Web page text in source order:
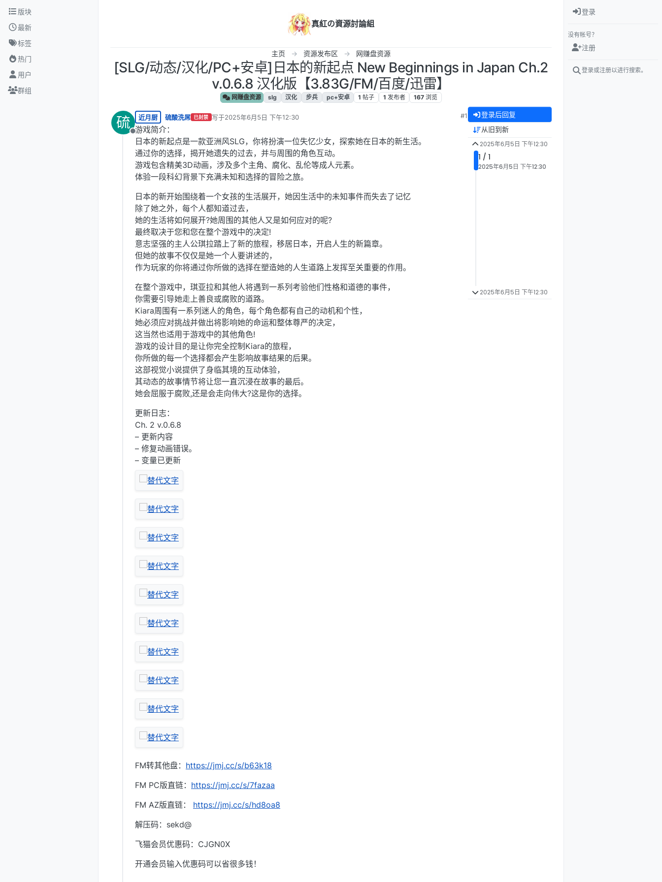
跳转至内容
版块
最新
标签
热门
用户
群组
真紅の資源討論組
主页 资源发布区 网赚盘资源
[SLG/动态/汉化/PC+安卓]日本的新起点 New Beginnings in Japan Ch.2
v.0.6.8 汉化版【3.83G/FM/百度/迅雷】
网赚盘资源 slg 汉化 步兵 pc+安卓 1 帖子 1 发布者 167 浏览
硫
离线
近月厨 硫酸洗屌 已封禁 写于2025年6月5日 下午12:30
最后由 编辑
#1
游戏简介：
日本的新起点是一款亚洲风SLG，你将扮演一位失忆少女，探索她在日本的新生活。
通过你的选择，揭开她遗失的过去，并与周围的角色互动。
游戏包含精美3D动画，涉及多个主角、腐化、乱伦等成人元素。
体验一段科幻背景下充满未知和选择的冒险之旅。
日本的新开始围绕着一个女孩的生活展开，她因生活中的未知事件而失去了记忆
除了她之外，每个人都知道过去，
她的生活将如何展开?她周围的其他人又是如何应对的呢?
最终取决于您和您在整个游戏中的决定!
意志坚强的主人公琪拉踏上了新的旅程，移居日本，开启人生的新篇章。
但她的故事不仅仅是她一个人要讲述的，
作为玩家的你将通过你所做的选择在塑造她的人生道路上发挥至关重要的作用。
在整个游戏中，琪亚拉和其他人将遇到一系列考验他们性格和道德的事件，
你需要引导她走上善良或腐败的道路。
Kiara周围有一系列迷人的角色，每个角色都有自己的动机和个性，
她必须应对挑战并做出将影响她的命运和整体尊严的决定，
这当然也适用于游戏中的其他角色!
游戏的设计目的是让你完全控制Kiara的旅程，
你所做的每一个选择都会产生影响故事结果的后果。
这部视觉小说提供了身临其境的互动体验，
其动态的故事情节将让您一直沉浸在故事的最后。
她会屈服于腐败,还是会走向伟大?这是你的选择。
更新日志：
Ch. 2 v.0.6.8
– 更新内容
– 修复动画错误。
– 变量已更新
FM转其他盘： https://jmj.cc/s/b63k18
FM PC版直链： https://jmj.cc/s/7fazaa
FM AZ版直链： https://jmj.cc/s/hd8oa8
解压码：sekd@
飞猫会员优惠码：CJGN0X
开通会员输入优惠码可以省很多钱！
登录后回复
从旧到新
2025年6月5日 下午12:30
1 / 1
2025年6月5日 下午12:30
2025年6月5日 下午12:30
登录
没有帐号？
注册
登录或注册以进行搜索。